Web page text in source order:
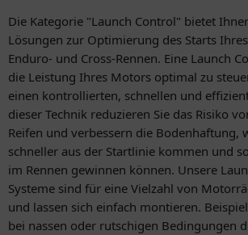
Die Kategorie "Launch Control" bietet
Lösungen zur Optimierung des Starts
Enduro- und Cross-Rennen. Eine Launch
die Leistung Ihres Motors optimal zu
einen kontrollierten, schnellen und
dieser Technik reduzieren Sie das Risiko
Reifen und verbessern die Bodenhaftung,
schneller aus der Startlinie kommen und
im Rennen gewinnen können. Unsere
Systeme sind für eine Vielzahl von
und lassen sich einfach montieren.
bei nassen oder rutschigen Bedingungen